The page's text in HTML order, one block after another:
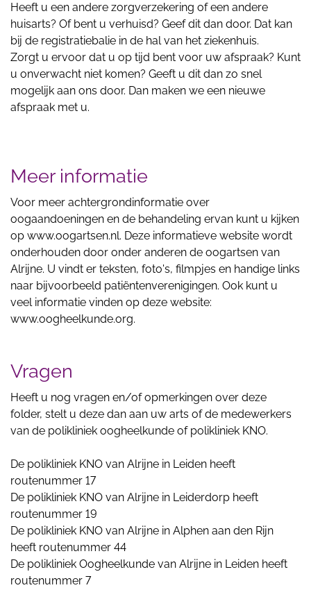
Heeft u een andere zorgverzekering of een andere
huisarts? Of bent u verhuisd? Geef dit dan door. Dat kan
bij de registratiebalie in de hal van het ziekenhuis.
Zorgt u ervoor dat u op tijd bent voor uw afspraak? Kunt
u onverwacht niet komen? Geeft u dit dan zo snel
mogelijk aan ons door. Dan maken we een nieuwe
afspraak met u.
Meer informatie
Voor meer achtergrondinformatie over
oogaandoeningen en de behandeling ervan kunt u kijken
op www.oogartsen.nl. Deze informatieve website wordt
onderhouden door onder anderen de oogartsen van
Alrijne. U vindt er teksten, foto's, filmpjes en handige links
naar bijvoorbeeld patiëntenverenigingen. Ook kunt u
veel informatie vinden op deze website:
www.oogheelkunde.org.
Vragen
Heeft u nog vragen en/of opmerkingen over deze
folder, stelt u deze dan aan uw arts of de medewerkers
van de polikliniek oogheelkunde of polikliniek KNO.
De polikliniek KNO van Alrijne in Leiden heeft
routenummer 17
De polikliniek KNO van Alrijne in Leiderdorp heeft
routenummer 19
De polikliniek KNO van Alrijne in Alphen aan den Rijn
heeft routenummer 44
De polikliniek Oogheelkunde van Alrijne in Leiden heeft
routenummer 7